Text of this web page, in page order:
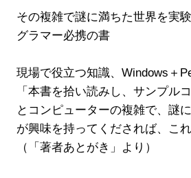
その複雑で謎に満ちた世界を実
グラマー必携の書
現場で役立つ知識、Windows＋
「本書を拾い読みし、サンプル
とコンピューターの複雑で、謎
が興味を持ってくだされば、こ
（「著者あとがき」より）